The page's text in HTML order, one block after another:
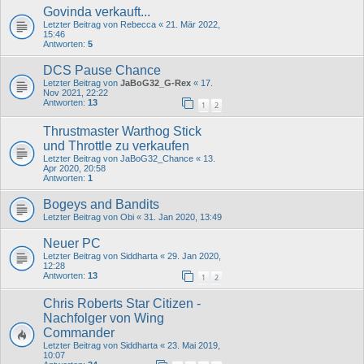
Govinda verkauft...
Letzter Beitrag von Rebecca « 21. Mär 2022,
15:46
Antworten: 5
DCS Pause Chance
Letzter Beitrag von JaBoG32_G-Rex « 17.
Nov 2021, 22:22
Antworten: 13 1 2
Thrustmaster Warthog Stick
und Throttle zu verkaufen
Letzter Beitrag von JaBoG32_Chance « 13.
Apr 2020, 20:58
Antworten: 1
Bogeys and Bandits
Letzter Beitrag von Obi « 31. Jan 2020, 13:49
Neuer PC
Letzter Beitrag von Siddharta « 29. Jan 2020,
12:28
Antworten: 13 1 2
Chris Roberts Star Citizen -
Nachfolger von Wing
Commander
Letzter Beitrag von Siddharta « 23. Mai 2019,
10:07